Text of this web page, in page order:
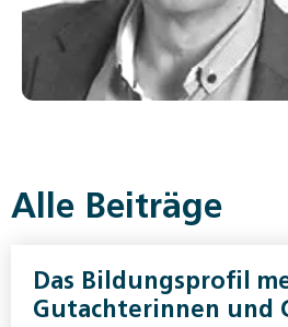
Alle Beiträge
Das Bildungsprofil
Gutachterinnen und